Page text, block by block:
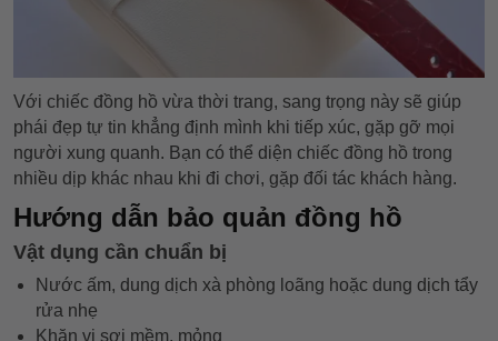
Với chiếc đồng hồ vừa thời trang, sang trọng này sẽ giúp
phái đẹp tự tin khẳng định mình khi tiếp xúc, gặp gỡ mọi
người xung quanh. Bạn có thể diện chiếc đồng hồ trong
nhiều dịp khác nhau khi đi chơi, gặp đối tác khách hàng.
Hướng dẫn bảo quản đồng hồ
Vật dụng cần chuẩn bị
Nước ấm, dung dịch xà phòng loãng hoặc dung dịch tẩy
rửa nhẹ
Khăn vi sợi mềm, mỏng